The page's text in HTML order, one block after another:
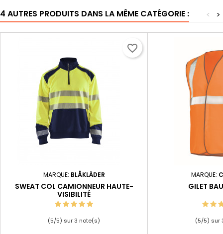
4 AUTRES PRODUITS DANS LA MÊME CATÉGORIE : >
<
MARQUE: BLÅKLÄDER
SWEAT COL CAMIONNEUR HAUTE-
VISIBILITÉ
(5/5) sur3 note(s)
favorite_border
MARQUE:
GILET
(5/5) sur